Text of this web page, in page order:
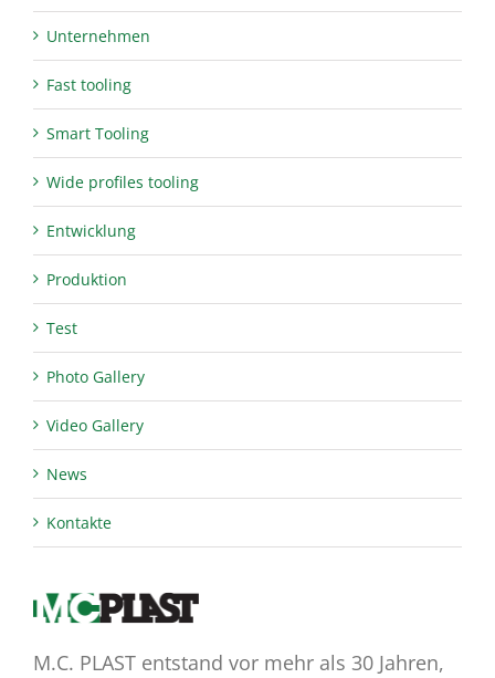
Unternehmen
Fast tooling
Smart Tooling
Wide profiles tooling
Entwicklung
Produktion
Test
Photo Gallery
Video Gallery
News
Kontakte
M.C. PLAST entstand vor mehr als 30 Jahren,